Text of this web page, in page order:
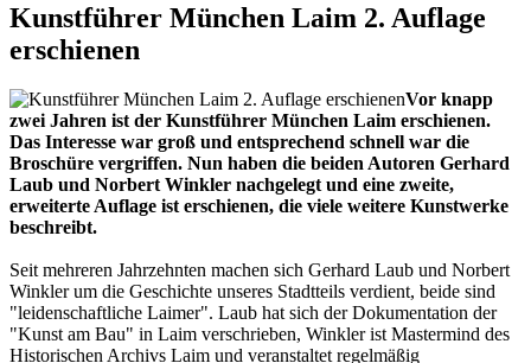
Kunstführer München Laim 2. Auflage
erschienen
Vor knapp
zwei Jahren ist der Kunstführer München Laim erschienen.
Das Interesse war groß und entsprechend schnell war die
Broschüre vergriffen. Nun haben die beiden Autoren Gerhard
Laub und Norbert Winkler nachgelegt und eine zweite,
erweiterte Auflage ist erschienen, die viele weitere Kunstwerke
beschreibt.
Seit mehreren Jahrzehnten machen sich Gerhard Laub und Norbert
Winkler um die Geschichte unseres Stadtteils verdient, beide sind
"leidenschaftliche Laimer". Laub hat sich der Dokumentation der
"Kunst am Bau" in Laim verschrieben, Winkler ist Mastermind des
Historischen Archivs Laim und veranstaltet regelmäßig